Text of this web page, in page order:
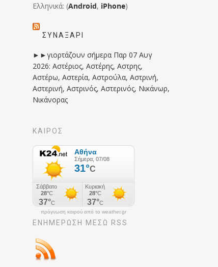
Ελληνικά: (Android, iPhone)
ΣΥΝΑΞΆΡΙ
►►γιορτάζουν σήμερα Παρ 07 Αυγ
2026: Αστέριος, Αστέρης, Αστρης,
Αστέρω, Αστερία, Αστρούλα, Αστρινή,
Αστερινή, Αστρινός, Αστερινός, Νικάνωρ,
Νικάνορας
ΚΑΙΡΟΣ
πρόγνωση καιρού από το weather.gr
ΕΝΗΜΈΡΩΣΉ ΜΕΣΩ RSS